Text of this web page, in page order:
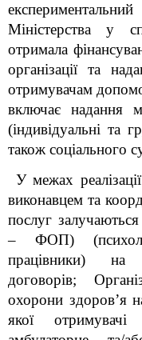
Міністерства у
отримала
організації та
отримувачам
включає надання
(індивідуальні та
також соціального
У межах
виконавцем та
послуг
– ФОП)
працівники) на
договорів;
охорони здоров’я
якої